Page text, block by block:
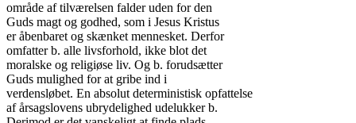
område af tilværelsen falder uden for den
Guds magt og godhed, som i Jesus Kristus
er åbenbaret og skænket mennesket. Derfor
omfatter b. alle livsforhold, ikke blot det
moralske og religiøse liv. Og b. forudsætter
Guds mulighed for at gribe ind i
verdensløbet. En absolut deterministisk opfattelse
af årsagslovens ubrydelighed udelukker b.